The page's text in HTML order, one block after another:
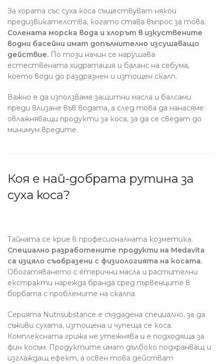
За хората със суха коса съществуват някои
предизвикателства, когато става въпрос за това.
Солената морска вода и хлорът в изкуствените
водни басейни имат допълнително изсушаващо
действие. По този начин се нарушава
естествената хидратация и баланс на себума,
което води до раздразнен и изтощен скалп.
Важно е да използваме защитни масла и балсами
преди влизане във водата, а след това да нанасяме
овлажняващи продукти за коса, за да се сведат до
минимум вредите.
Коя е най-добрата рутина за
суха коса?
Тайната се крие в професионалната козметика.
Специално разработените продукти на Medavita
са изцяло съобразени с физиологията на косата.
Обогатяването с етерични масла и растителни
екстракти нарежда бранда сред първенците в
борбата с проблемите на скалпа.
Серията Nutrisubstance е създадена специално, за да
съживи сухата, изтощена и чупеща се коса.
Комплексната грижа не утежнява и е подходяща за
фин косъм. Продуктите имат дълбоко подхранващ и
изглаждащ ефект, а освен това действат